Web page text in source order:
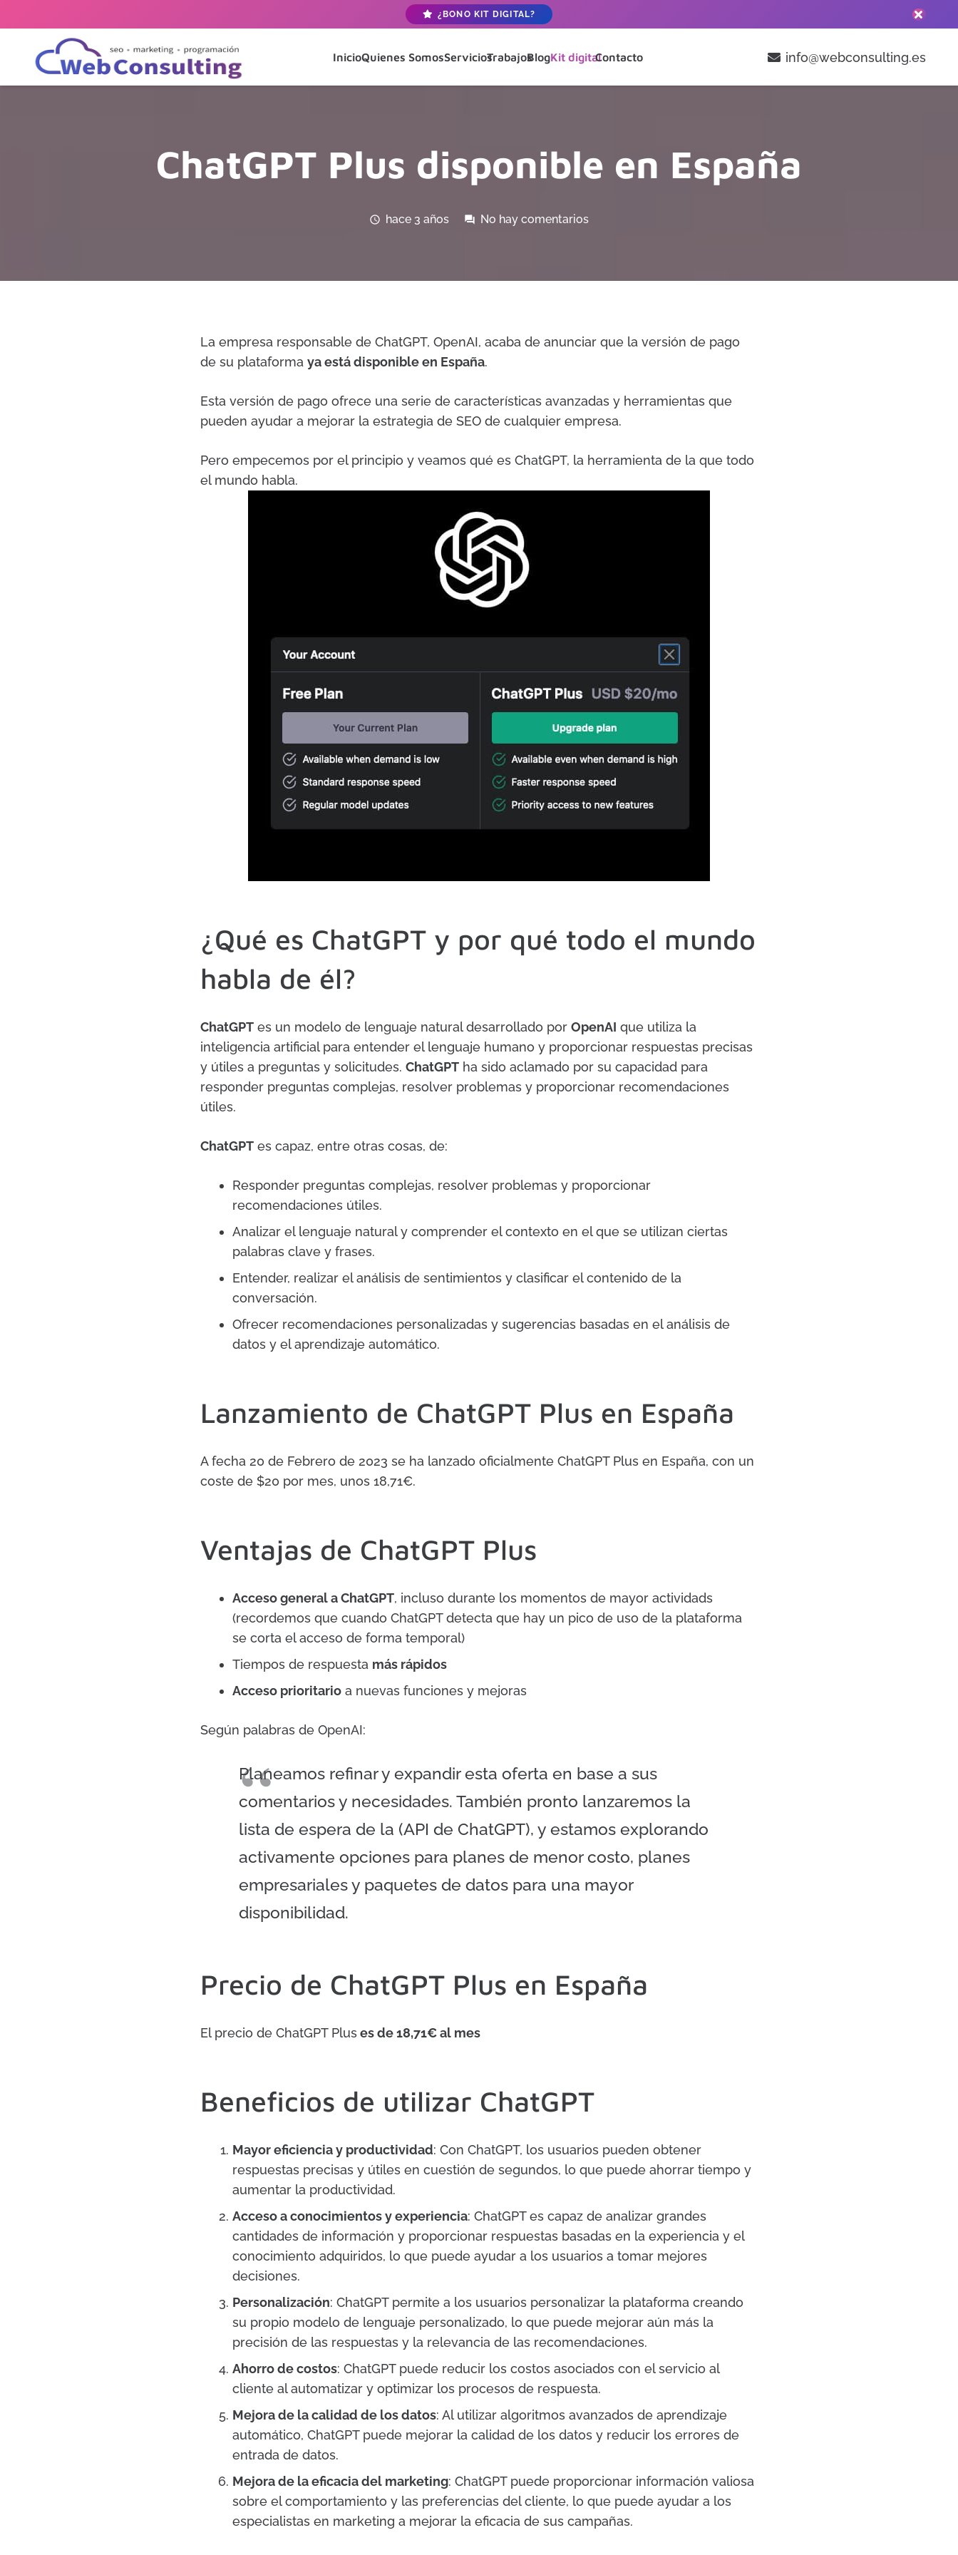
¿BONO KIT DIGITAL?
InicioQuienes SomosServiciosTrabajosBlogKit digitalContacto info@webconsulting.es
ChatGPT Plus disponible en España
schedule hace 3 años forum No hay comentarios
La empresa responsable de ChatGPT, OpenAI, acaba de anunciar que la versión de pago
de su plataforma ya está disponible en España.
Esta versión de pago ofrece una serie de características avanzadas y herramientas que
pueden ayudar a mejorar la estrategia de SEO de cualquier empresa.
Pero empecemos por el principio y veamos qué es ChatGPT, la herramienta de la que todo
el mundo habla.
¿Qué es ChatGPT y por qué todo el mundo
habla de él?
ChatGPTes un modelo de lenguaje natural desarrollado por OpenAI que utiliza la
inteligencia artificial para entender el lenguaje humano y proporcionar respuestas precisas
y útiles a preguntas y solicitudes. ChatGPTha sido aclamado por su capacidad para
responder preguntas complejas, resolver problemas y proporcionar recomendaciones
útiles.
ChatGPTes capaz, entre otras cosas, de:
Responder preguntas complejas, resolver problemas y proporcionar
recomendaciones útiles.
Analizar el lenguaje natural y comprender el contexto en el que se utilizan ciertas
palabras clave y frases.
Entender, realizar el análisis de sentimientos y clasificar el contenido de la
conversación.
Ofrecer recomendaciones personalizadas y sugerencias basadas en el análisis de
datos y el aprendizaje automático.
Lanzamiento de ChatGPT Plus en España
A fecha 20 de Febrero de 2023 se ha lanzado oficialmente ChatGPT Plus en España, con un
coste de $20 por mes, unos 18,71€.
Ventajas de ChatGPT Plus
Acceso general a ChatGPT, incluso durante los momentos de mayor actividads
(recordemos que cuando ChatGPT detecta que hay un pico de uso de la plataforma
se corta el acceso de forma temporal)
Tiempos de respuesta más rápidos
Acceso prioritarioa nuevas funciones y mejoras
Según palabras de OpenAI:
Planeamos refinar y expandir esta oferta en base a sus
comentarios y necesidades. También pronto lanzaremos la
lista de espera de la (API de ChatGPT), y estamos explorando
activamente opciones para planes de menor costo, planes
empresariales y paquetes de datos para una mayor
disponibilidad.
Precio de ChatGPT Plus en España
El precio de ChatGPT Pluses de 18,71€ al mes
Beneficios de utilizar ChatGPT
Mayor eficiencia y productividad: Con ChatGPT, los usuarios pueden obtener
respuestas precisas y útiles en cuestión de segundos, lo que puede ahorrar tiempo y
aumentar la productividad.
Acceso a conocimientos y experiencia: ChatGPT es capaz de analizar grandes
cantidades de información y proporcionar respuestas basadas en la experiencia y el
conocimiento adquiridos, lo que puede ayudar a los usuarios a tomar mejores
decisiones.
Personalización: ChatGPT permite a los usuarios personalizar la plataforma creando
su propio modelo de lenguaje personalizado, lo que puede mejorar aún más la
precisión de las respuestas y la relevancia de las recomendaciones.
Ahorro de costos: ChatGPT puede reducir los costos asociados con el servicio al
cliente al automatizar y optimizar los procesos de respuesta.
Mejora de la calidad de los datos: Al utilizar algoritmos avanzados de aprendizaje
automático, ChatGPT puede mejorar la calidad de los datos y reducir los errores de
entrada de datos.
Mejora de la eficacia del marketing: ChatGPT puede proporcionar información valiosa
sobre el comportamiento y las preferencias del cliente, lo que puede ayudar a los
especialistas en marketing a mejorar la eficacia de sus campañas.